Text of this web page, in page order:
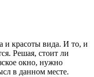
и красоты вида. И то, и
Решая, стоит ли
окно, нужно
в данном месте.